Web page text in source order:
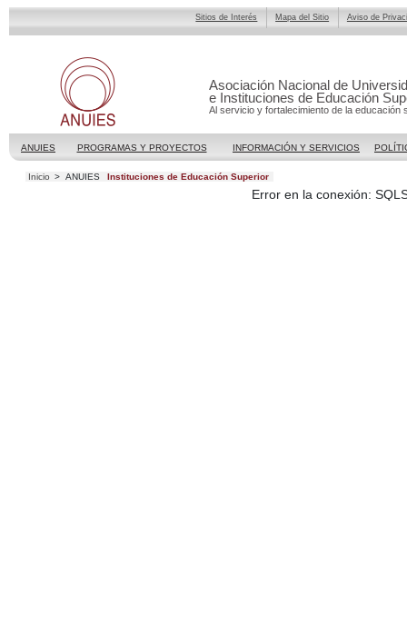
Asociación Nacional de
e Instituciones de Educación
Al servicio y fortalecimiento de la educación
ANUIES PROGRAMAS Y PROYECTOS INFORMACIÓN Y SERVICIOS
Sitios de Interés Mapa del Sitio Aviso de
Inicio > ANUIES Instituciones de Educación Superior
Error en la conexión: